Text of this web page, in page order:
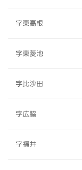
字東高根
字東菱池
字比沙田
字広脇
字福井